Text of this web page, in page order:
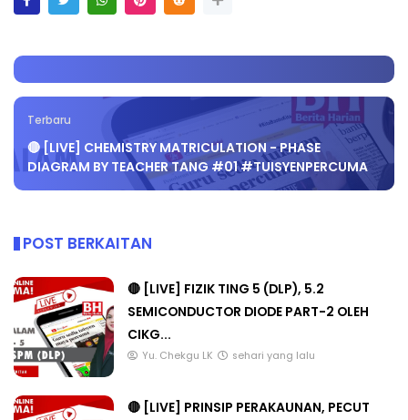
Terbaru
🔴 [LIVE] CHEMISTRY MATRICULATION - PHASE
DIAGRAM BY TEACHER TANG #01 #TUISYENPERCUMA
POST BERKAITAN
🔴 [LIVE] FIZIK TING 5 (DLP), 5.2
SEMICONDUCTOR DIODE PART-2 OLEH
CIKG...
Yu. Chekgu LK sehari yang lalu
🔴 [LIVE] PRINSIP PERAKAUNAN, PECUT